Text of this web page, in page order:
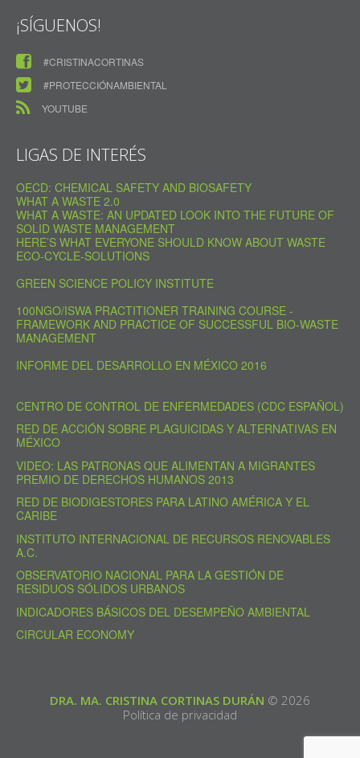
¡SÍGUENOS!
#CRISTINACORTINAS
#PROTECCIÓNAMBIENTAL
YOUTUBE
LIGAS DE INTERÉS
OECD: CHEMICAL SAFETY AND BIOSAFETY
WHAT A WASTE 2.0
WHAT A WASTE: AN UPDATED LOOK INTO THE FUTURE OF
SOLID WASTE MANAGEMENT
HERE’S WHAT EVERYONE SHOULD KNOW ABOUT WASTE
ECO-CYCLE-SOLUTIONS
GREEN SCIENCE POLICY INSTITUTE
100NGO/ISWA PRACTITIONER TRAINING COURSE -
FRAMEWORK AND PRACTICE OF SUCCESSFUL BIO-WASTE
MANAGEMENT
INFORME DEL DESARROLLO EN MÉXICO 2016
CENTRO DE CONTROL DE ENFERMEDADES (CDC ESPAÑOL)
RED DE ACCIÓN SOBRE PLAGUICIDAS Y ALTERNATIVAS EN
MÉXICO
VIDEO: LAS PATRONAS QUE ALIMENTAN A MIGRANTES
PREMIO DE DERECHOS HUMANOS 2013
RED DE BIODIGESTORES PARA LATINO AMÉRICA Y EL
CARIBE
INSTITUTO INTERNACIONAL DE RECURSOS RENOVABLES
A.C.
OBSERVATORIO NACIONAL PARA LA GESTIÓN DE
RESIDUOS SÓLIDOS URBANOS
INDICADORES BÁSICOS DEL DESEMPEÑO AMBIENTAL
CIRCULAR ECONOMY
DRA. MA. CRISTINA CORTINAS DURÁN © 2026
Política de privacidad